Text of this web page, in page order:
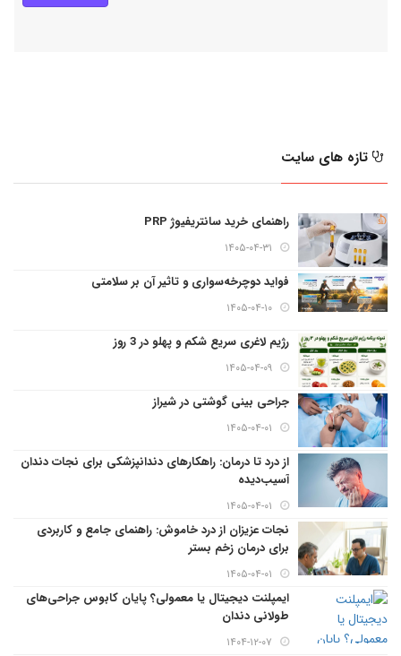
تازه های سایت
راهنمای خرید سانتریفیوژ PRP
۱۴۰۵-۰۴-۳۱
فواید دوچرخه‌سواری و تاثیر آن بر سلامتی
۱۴۰۵-۰۴-۱۰
رژیم لاغری سریع شکم و پهلو در 3 روز
۱۴۰۵-۰۴-۰۹
جراحی بینی گوشتی در شیراز
۱۴۰۵-۰۴-۰۱
از درد تا درمان: راهکارهای دندانپزشکی برای نجات دندان
آسیب‌دیده
۱۴۰۵-۰۴-۰۱
نجات عزیزان از درد خاموش: راهنمای جامع و کاربردی
برای درمان زخم بستر
۱۴۰۵-۰۴-۰۱
ایمپلنت دیجیتال یا معمولی؟ پایان کابوس جراحی‌های
طولانی دندان
۱۴۰۴-۱۲-۰۷